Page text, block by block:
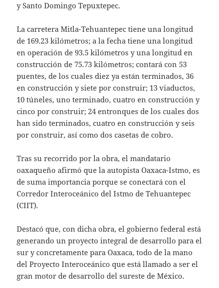
y Santo Domingo Tepuxtepec.
La carretera Mitla-Tehuantepec tiene una longitud
de 169.23 kilómetros; a la fecha tiene una longitud
en operación de 93.5 kilómetros y una longitud en
construcción de 75.73 kilómetros; contará con 53
puentes, de los cuales diez ya están terminados, 36
en construcción y siete por construir; 13 viaductos,
10 túneles, uno terminado, cuatro en construcción y
cinco por construir; 24 entronques de los cuales dos
han sido terminados, cuatro en construcción y seis
por construir, así como dos casetas de cobro.
Tras su recorrido por la obra, el mandatario
oaxaqueño afirmó que la autopista Oaxaca-Istmo, es
de suma importancia porque se conectará con el
Corredor Interoceánico del Istmo de Tehuantepec
(CIIT).
Destacó que, con dicha obra, el gobierno federal está
generando un proyecto integral de desarrollo para el
sur y concretamente para Oaxaca, todo de la mano
del Proyecto Interoceánico que está llamado a ser el
gran motor de desarrollo del sureste de México.